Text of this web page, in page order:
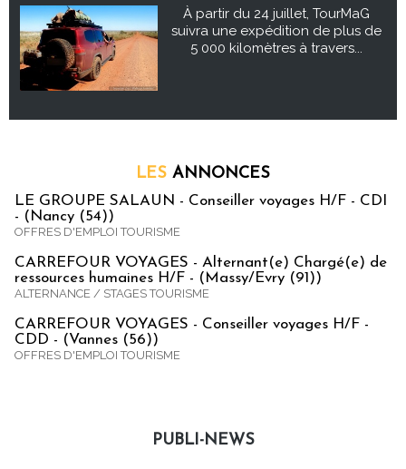
À partir du 24 juillet, TourMaG
suivra une expédition de plus de
5 000 kilomètres à travers...
LES ANNONCES
LE GROUPE SALAUN - Conseiller voyages H/F - CDI
- (Nancy (54))
OFFRES D'EMPLOI TOURISME
CARREFOUR VOYAGES - Alternant(e) Chargé(e) de
ressources humaines H/F - (Massy/Evry (91))
ALTERNANCE / STAGES TOURISME
CARREFOUR VOYAGES - Conseiller voyages H/F -
CDD - (Vannes (56))
OFFRES D'EMPLOI TOURISME
PUBLI-NEWS